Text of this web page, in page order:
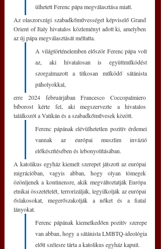
ülhetett Ferenc pápa megválasztása miatt.
Az olaszországi szabadkőművességet képviselő Grand
Orient of Italy hivatalos közleményt adott ki, amelyben
az új pápa megválasztását méltatta.
A világtörténelemben először Ferenc pápa volt
az, aki hivatalosan is együttműködést
szorgalmazott a titkosan működő sátánista
páholyokkal,
erre 2024 februárjában Francesco Coccopalmiero
bíborost kérte fel, aki megszervezte a hivatalos
találkozót a Vatikán és a szabadkőművesek között.
Ferenc pápának elévülhetetlen pozitív érdemei
vannak az európai muszlim invázió
előkészítésében és lebonyolításában.
A katolikus egyház kiemelt szerepet játszott az európai
migrációban, vagyis abban, hogy olyan tömegek
özönljenek a kontinensre, akik megváltoztatják Európa
etnikai összetételét, terrorizálják, legyilkolják az európai
őslakosokat, megerőszakolják a nőket és a fiatal
lányokat.
Ferenc pápának kiemelkedően pozitív szerepe
van abban, hogy a sátánista LMBTQ-ideológia
előtt szélesre tárta a katolikus egyház kapuit.